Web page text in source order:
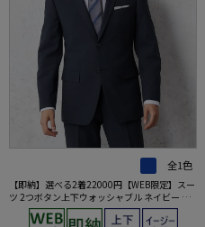
全1色
【即納】選べる2着22000円【WEB限定】スー
ツ 2つボタン上下ウォッシャブル ネイビー 小
柄 3シーズン対応